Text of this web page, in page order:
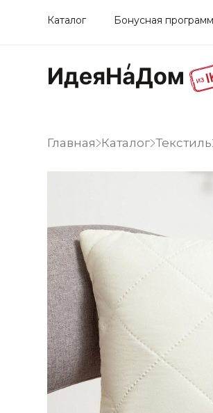
Каталог Бонусная
Главная Каталог Текстиль